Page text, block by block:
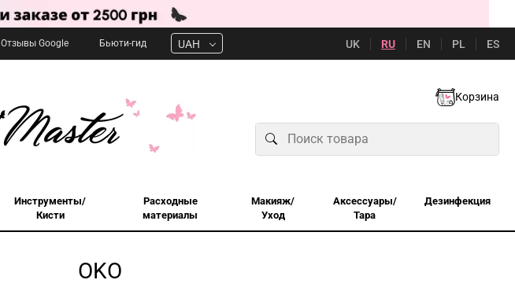
Отзывы Google Бьюти-гид UAH UK RU EN PL ES
Корзина
Инструменты/
Кисти
Расходные
материалы
Макияж/
Уход
Аксессуары/
Тара
Дезинфекция
OKO